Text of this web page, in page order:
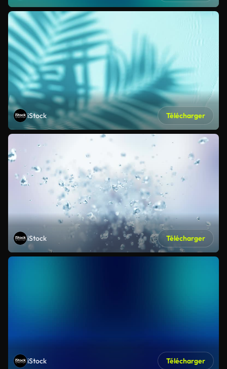
iStock Télécharger
iStock Télécharger
iStock Télécharger